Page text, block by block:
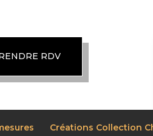
RDV
Créations Collection